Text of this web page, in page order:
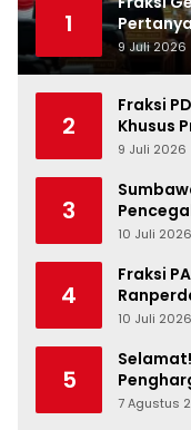
1
9 Juli 2026
2
Fraksi
Khusus
9 Juli 2026
3
Stunting
10 Juli 2026
4
Fraksi
2025,
10 Juli 2026
5
Kapolri
7 Agustus